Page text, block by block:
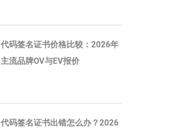
代码签名证书价格比较：2026年
主流品牌OV与EV报价
代码签名证书出错怎么办？2026